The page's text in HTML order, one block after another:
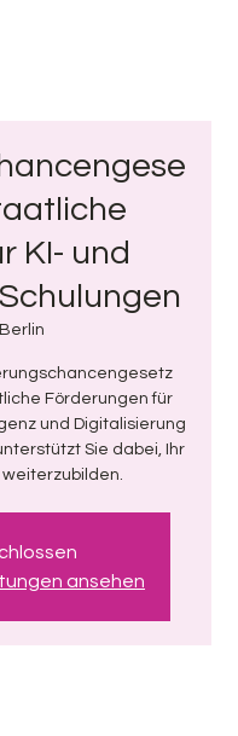
KI- und
Berlin
Förderungen für
und Digitalisierung
Sie dabei, Ihr
ansehen